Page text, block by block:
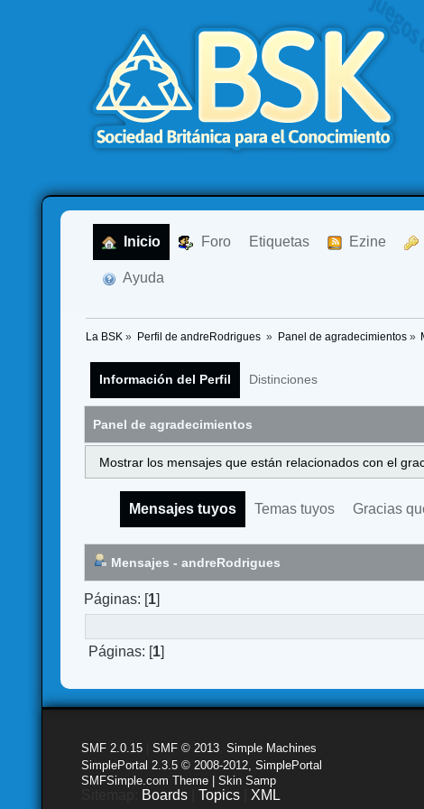
Inicio Foro Etiquetas Ezine
Ayuda
La BSK » Perfil de andreRodrigues » Panel de agradecimientos»
Información del Perfil Distinciones
Panel de agradecimientos
Mostrar los mensajes que están relacionados con el
Mensajes tuyos Temas tuyos Gracias
Mensajes - andreRodrigues
Páginas: [1]
Páginas: [1]
SMF 2.0.15 |SMF © 2013 ,Simple Machines
SimplePortal 2.3.5 © 2008-2012, SimplePortal
SMFSimple.com Theme | Skin Samp
Boards |Topics XML